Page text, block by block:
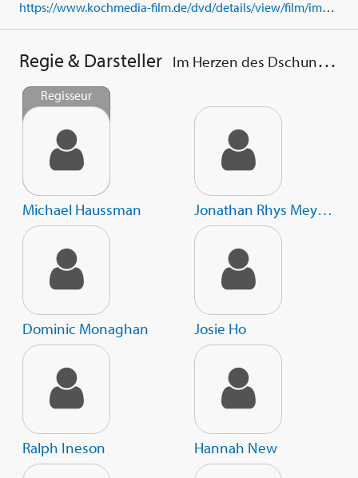
https://www.kochmedia-film.de/dvd/details/view/film/im_herzen_des_dschungels_dvd/
Regie & Darsteller Im Herzen des Dschungels
Regisseur
Michael Haussman Jonathan Rhys Meyers
Dominic Monaghan Josie Ho
Ralph Ineson Hannah New